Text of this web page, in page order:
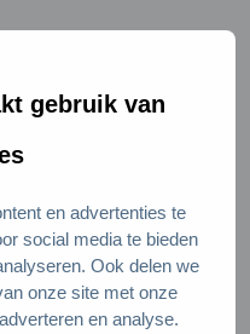
gebruik van
en advertenties te
social media te bieden
Ook delen we
onze site met onze
en analyse.